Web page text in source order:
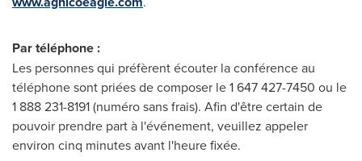
Par téléphone :
Les personnes qui préfèrent écouter la conférence au
téléphone sont priées de composer le 1 647 427-7450 ou le
1 888 231-8191 (numéro sans frais). Afin d'être certain de
pouvoir prendre part à l'événement, veuillez appeler
environ cinq minutes avant l'heure fixée.